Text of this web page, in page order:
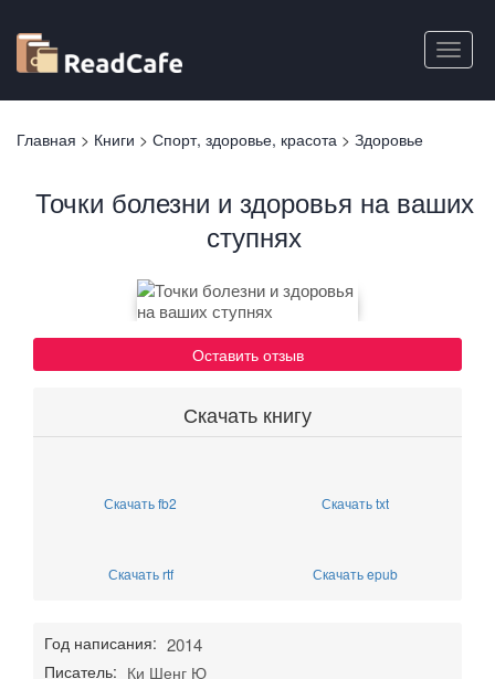
основному
содержанию
Toggle
Вы
Главная > Книги > Спорт, здоровье, красота > Здоровье
Точки болезни и здоровья на ваших
ступнях
Оставить отзыв
Скачать книгу
Скачать fb2 Скачать txt
Скачать rtf Скачать epub
Год написания: 2014
Писатель: Ки Шенг Ю